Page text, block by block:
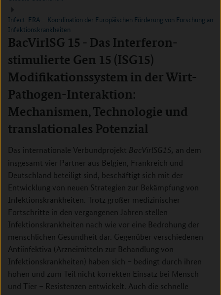
Infect-ERA – Koordination der Europäischen Förderung von Forschung an
Infektionskrankheiten
BacVirlSG 15 - Das Interferon-
stimulierte Gen 15 (ISG15)
Modifikationssystem in der Wirt-
Pathogen-Interaktion:
Mechanismen, Technologie und
translationales Potenzial
Das internationale Verbundprojekt BacVirlSG15, an dem
insgesamt vier Partner aus Belgien, Frankreich und
Deutschland beteiligt sind, beschäftigt sich mit der
Entwicklung von neuen Strategien zur Bekämpfung von
Infektionskrankheiten. Trotz großer medizinischer
Fortschritte in den vergangenen Jahren stellen
Infektionskrankheiten nach wie vor eine Bedrohung der
menschlichen Gesundheit dar. Gegenüber verschiedenen
Antiinfektiva (Arzneimitteln zur Behandlung von
Infektionskrankheiten) haben sich – bedingt durch ihren
hohen und zum Teil nicht korrekten Einsatz bei Mensch
und Tier – Resistenzen entwickelt. Auch die schnelle